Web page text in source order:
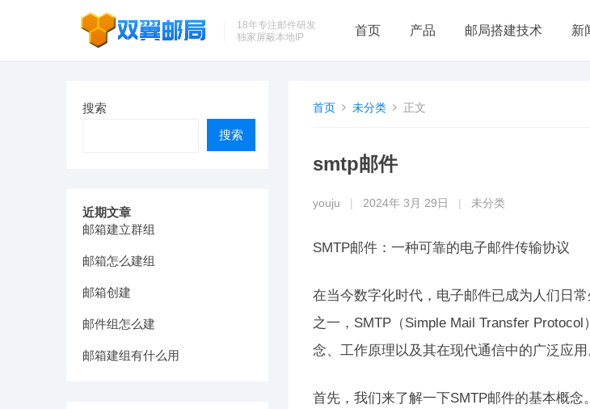
18年专注邮件研发
独家屏蔽本地IP
首页 产品 邮局搭建技术 新
首页 未分类 正文
smtp邮件
youju 2024年 3月 29日 未分类
SMTP邮件：一种可靠的电子邮件传输协议
在当今数字化时代，电子邮件已成为人们日
之一，SMTP（Simple Mail Transfer
念、工作原理以及其在现代通信中的广泛应用
首先，我们来了解一下SMTP邮件的基本概
搜索
搜索
近期文章
邮箱建立群组
邮箱怎么建组
邮箱创建
邮件组怎么建
邮箱建组有什么用